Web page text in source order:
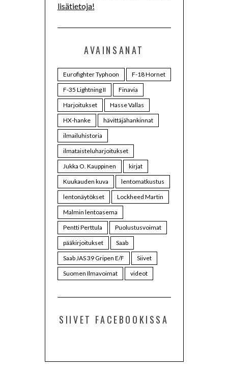
lisätietoja!
AVAINSANAT
Eurofighter Typhoon
F-18 Hornet
F-35 Lightning II
Finavia
Harjoitukset
Hasse Vallas
HX-hanke
hävittäjähankinnat
ilmailuhistoria
ilmataisteluharjoitukset
Jukka O. Kauppinen
kirjat
Kuukauden kuva
lentomatkustus
lentonäytökset
Lockheed Martin
Malmin lentoasema
Pentti Perttula
Puolustusvoimat
pääkirjoitukset
Saab
Saab JAS 39 Gripen E/F
Siivet
Suomen Ilmavoimat
videot
SIIVET FACEBOOKISSA